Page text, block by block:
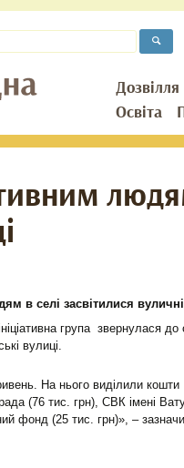
Дозвілля
Освіта
в селі засвітилися вуличні
група звернулася до
вулиці.
На нього виділили
(76 тис. грн), СВК імені
фонд (25 тис. грн)», –